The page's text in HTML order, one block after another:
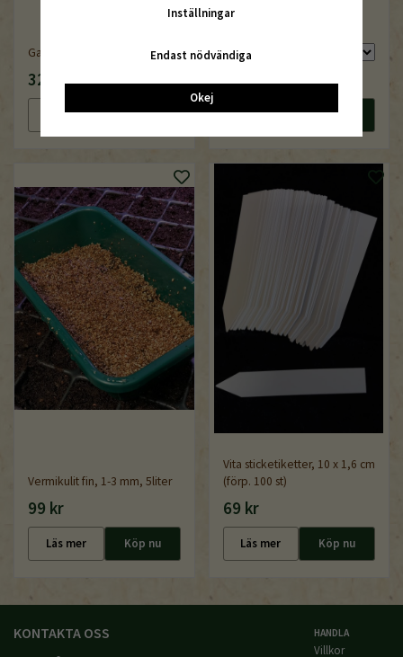
Garden Marker Artline
32 kr
Läs mer Köp nu
79 kr
Läs mer Köp nu
Vermikulit fin, 1-3 mm, 5liter
99 kr
Läs mer Köp nu
Vita sticketiketter, 10 x 1,6 cm
(förp. 100 st)
69 kr
Läs mer Köp nu
KONTAKTA OSS HANDLA
Villkor
Inställningar
Endast nödvändiga
Okej